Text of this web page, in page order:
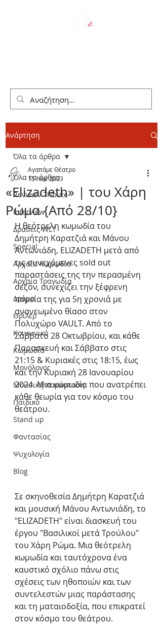
Ανάρτηση
Όλα τα άρθρα
Review / Tribute
Interview
Δράσεις WLT
Special
Αρχαία Κωμωδία
Αρχαία Τραγωδία
Δράμα
Θρίλερ
Κοινωνικό
Κωμωδία
Μονόλογος
Μουσική παράσταση
Παιδικό
Stand up
Φαντασίας
Ψυχολογία
Blog
Όλα τα άρθρα
«Elizadeth» | του Χάρη
Ρώμα {Από 28/10}
Αγαπάμε Θέατρο
15 Νοε 2023
Η θεότρελη κωμωδία του
Δημήτρη Καρατζιά και Μάνου
Αντωνιάδη, ELIZADETH μετά από
τις συνεχόμενες sold out
παραστάσεις της την περασμένη
σεζόν, συνεχίζει την ξέφρενη
πορεία της για 5η χρονιά με
ανανεωμένο θίασο στον
Πολυχώρο VAULT. Aπό το
Σάββατο 28 Οκτωβρίου, και κάθε
Παρασκευή και Σάββατο στις
21:15 & Κυριακές στις 18:15, έως
και την Κυριακή 28 Ιανουαρίου
2024. Μια κωμωδία που ανατρέπει
κάθε θεωρία για τον κόσμο του
θεάτρου.
Σε σκηνοθεσία Δημήτρη Καρατζιά
και μουσική Μάνου Αντωνιάδη, το
"ELIZADETH" είναι διασκευή του
έργου "Βασιλικοί μετά Τρούλου"
του Χάρη Ρώμα. Μια θεότρελη
κωμωδία και ταυτόχρονα ένα
καυστικό σχόλιο πάνω στις
σχέσεις των ηθοποιών και των
συντελεστών μιας παράστασης
και τη ματαιοδοξία, που επικρατεί
στον κόσμο του θεάτρου.